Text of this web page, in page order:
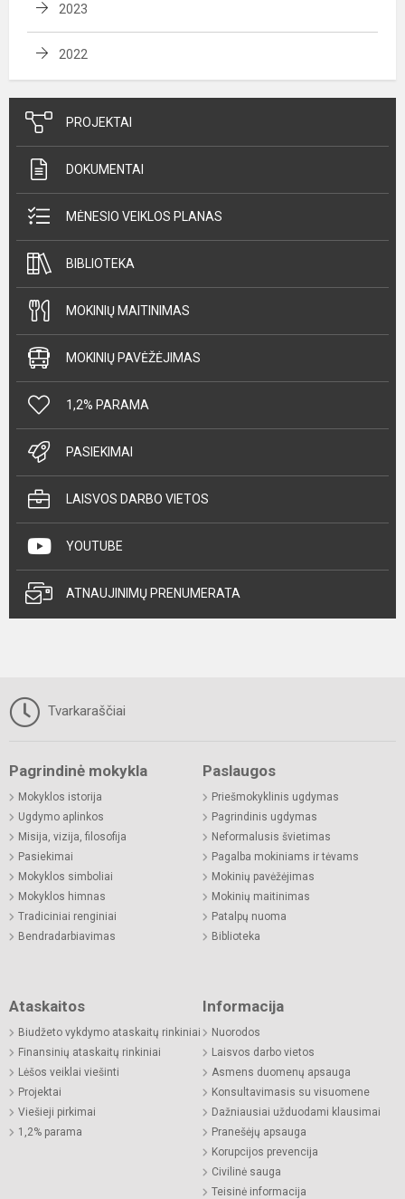
2023
2022
PROJEKTAI
DOKUMENTAI
MĖNESIO VEIKLOS PLANAS
BIBLIOTEKA
MOKINIŲ MAITINIMAS
MOKINIŲ PAVĖŽĖJIMAS
1,2% PARAMA
PASIEKIMAI
LAISVOS DARBO VIETOS
YOUTUBE
ATNAUJINIMŲ PRENUMERATA
Tvarkaraščiai
Pagrindinė mokykla
Mokyklos istorija
Ugdymo aplinkos
Misija, vizija, filosofija
Pasiekimai
Mokyklos simboliai
Mokyklos himnas
Tradiciniai renginiai
Bendradarbiavimas
Paslaugos
Priešmokyklinis ugdymas
Pagrindinis ugdymas
Neformalusis švietimas
Pagalba mokiniams ir tėvams
Mokinių pavėžėjimas
Mokinių maitinimas
Patalpų nuoma
Biblioteka
Ataskaitos
Biudžeto vykdymo ataskaitų rinkiniai
Finansinių ataskaitų rinkiniai
Lėšos veiklai viešinti
Projektai
Viešieji pirkimai
1,2% parama
Informacija
Nuorodos
Laisvos darbo vietos
Asmens duomenų apsauga
Konsultavimasis su visuomene
Dažniausiai užduodami klausimai
Pranešėjų apsauga
Korupcijos prevencija
Civilinė sauga
Teisinė informacija